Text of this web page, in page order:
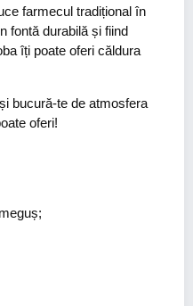
farmecul tradițional în
fontă durabilă și fiind
îți poate oferi căldura
bucură-te de atmosfera
oferi!